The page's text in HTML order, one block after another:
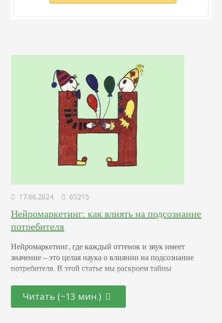
17.06.2024 65215
Нейромаркетинг: как влиять на подсознание
потребителя
Нейромаркетинг, где каждый оттенок и звук имеет
значение – это целая наука о влиянии на подсознание
потребителя. В этой статье мы раскроем тайны
последних достижениях в области психологии и
нейронаук. От подбора цветовой палитры до создания
Читать (~13 мин.)